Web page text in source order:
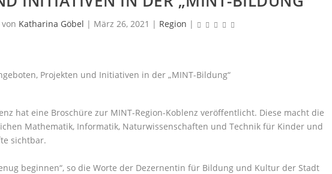
Katharina Göbel | März 26, 2021 | Region |
hat eine Broschüre zur MINT-Region-Koblenz veröffentlicht. Diese macht die
Mathematik, Informatik, Naturwissenschaften und Technik für Kinder und
sichtbar.
beginnen“, so die Worte der Dezernentin für Bildung und Kultur der Stadt